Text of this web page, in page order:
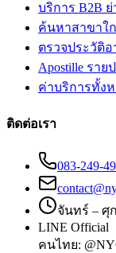
บริการ B2B
ค้นหาสาขาใ
ตรวจประวัติ
Apostille ราย
ค่าบริการทั้ง
ติดต่อเรา
083-249-
จันทร์ – ศุ
LINE Official
คนไทย: